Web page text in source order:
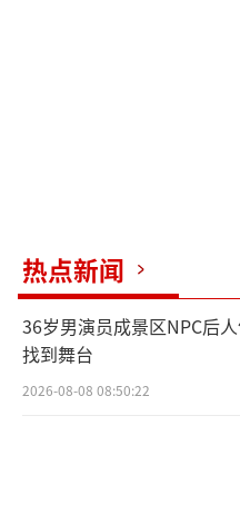
热点新闻
36岁男演员成景区NPC后
找到舞台
2026-08-08 08:50:22